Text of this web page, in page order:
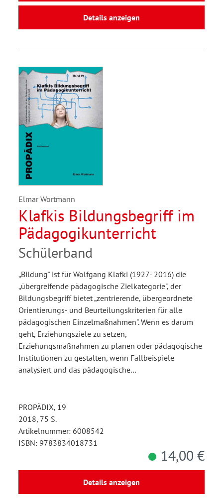
Details anzeigen
Elmar Wortmann
Klafkis Bildungsbegriff im
Pädagogikunterricht
Schülerband
„Bildung" ist für Wolfgang Klafki (1927- 2016) die
„übergreifende pädagogische Zielkategorie", der
Bildungsbegriff bietet „zentrierende, übergeordnete
Orientierungs- und Beurteilungskriterien für alle
pädagogischen Einzelmaßnahmen". Wenn es darum
geht, Erziehungsziele zu setzen,
Erziehungsmaßnahmen zu planen oder pädagogische
Institutionen zu gestalten, wenn Fallbeispiele
analysiert und das pädagogische…
PROPÄDIX, 19
2018, 75 S.
Artikelnummer: 6008542
ISBN: 9783834018731
14,00 €
Details anzeigen